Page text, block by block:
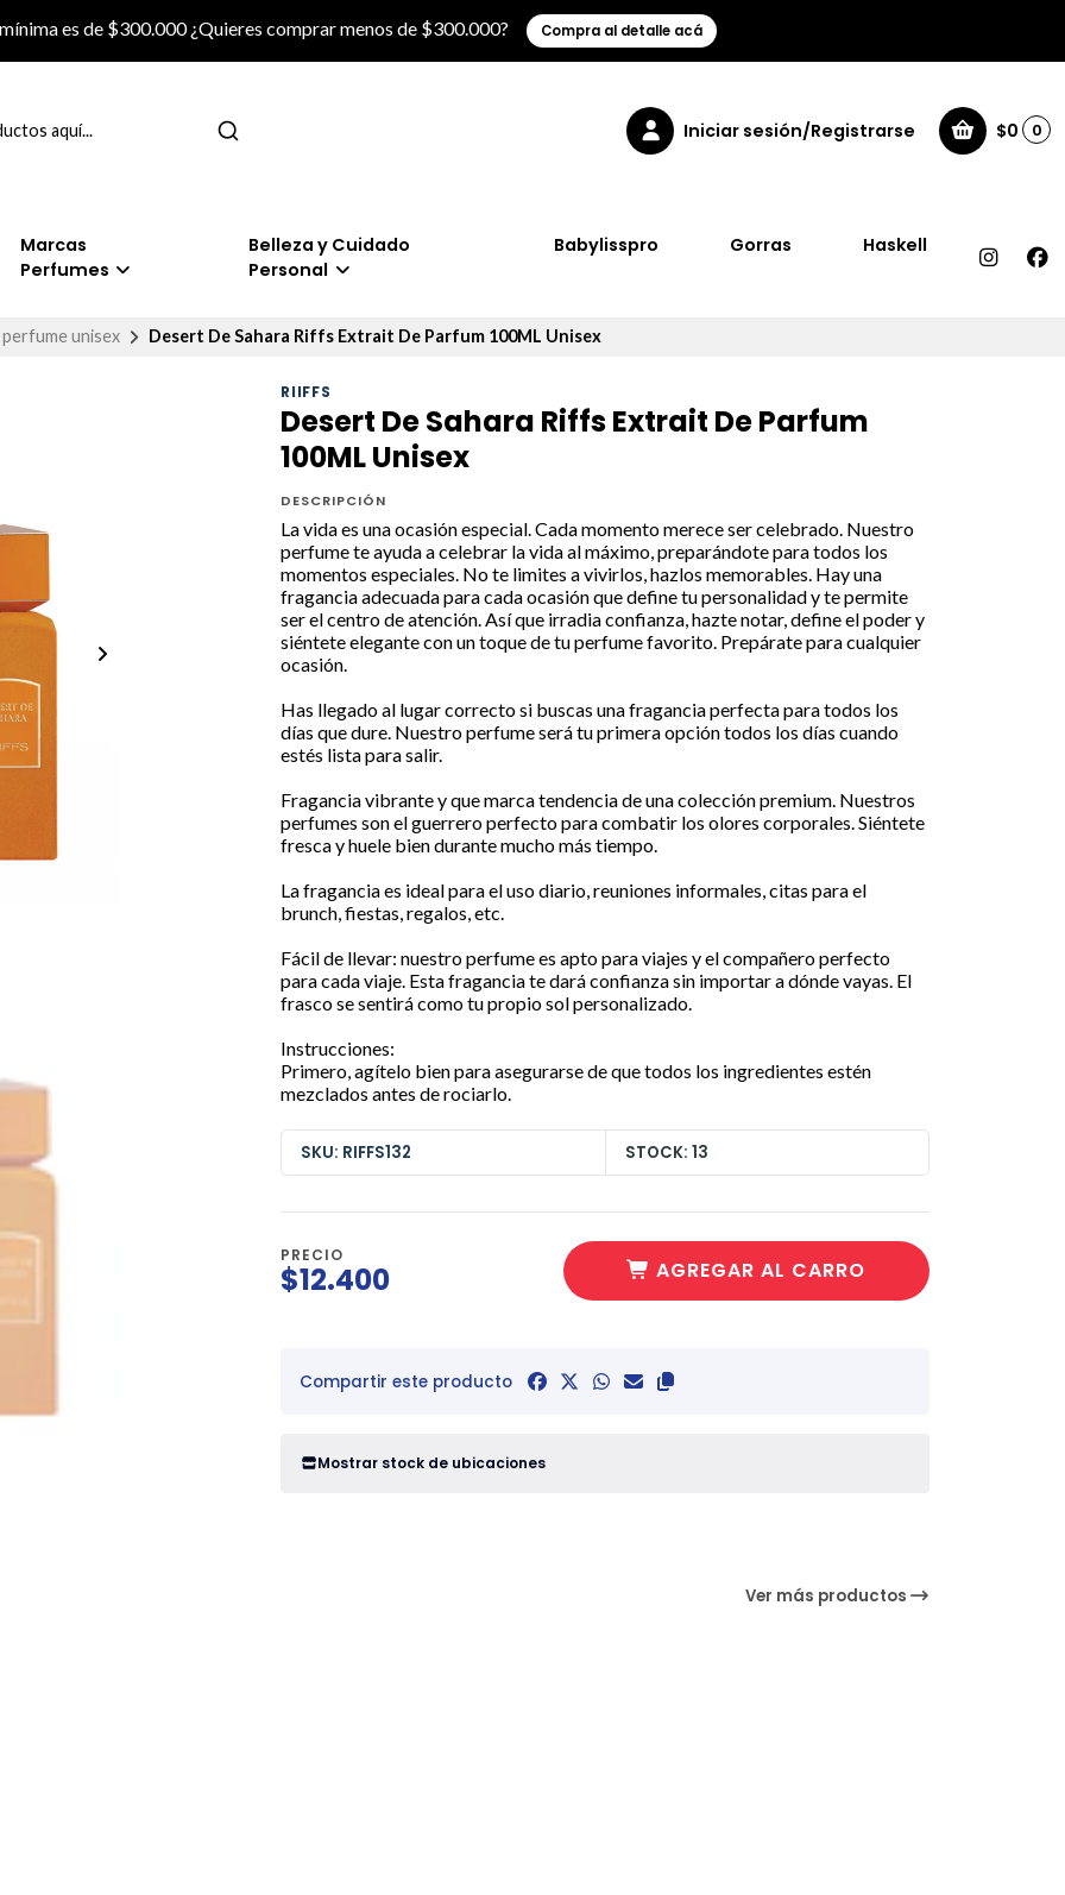
es de $300.000 ¿Quieres comprar menos de $300.000? Compra al detalle acá
Iniciar sesión/Registrarse $0 0
Marcas
Perfumes
Belleza y Cuidado
Personal
Babylisspro Gorras Haskell
perfume unisex Desert De Sahara Riffs Extrait De Parfum 100ML Unisex
RIIFFS
Desert De Sahara Riffs Extrait De Parfum
100ML Unisex
DESCRIPCIÓN
La vida es una ocasión especial. Cada momento merece ser celebrado. Nuestro
perfume te ayuda a celebrar la vida al máximo, preparándote para todos los
momentos especiales. No te limites a vivirlos, hazlos memorables. Hay una
fragancia adecuada para cada ocasión que define tu personalidad y te permite
ser el centro de atención. Así que irradia confianza, hazte notar, define el poder y
siéntete elegante con un toque de tu perfume favorito. Prepárate para cualquier
ocasión.
Has llegado al lugar correcto si buscas una fragancia perfecta para todos los
días que dure. Nuestro perfume será tu primera opción todos los días cuando
estés lista para salir.
Fragancia vibrante y que marca tendencia de una colección premium. Nuestros
perfumes son el guerrero perfecto para combatir los olores corporales. Siéntete
fresca y huele bien durante mucho más tiempo.
La fragancia es ideal para el uso diario, reuniones informales, citas para el
brunch, fiestas, regalos, etc.
Fácil de llevar: nuestro perfume es apto para viajes y el compañero perfecto
para cada viaje. Esta fragancia te dará confianza sin importar a dónde vayas. El
frasco se sentirá como tu propio sol personalizado.
Instrucciones:
Primero, agítelo bien para asegurarse de que todos los ingredientes estén
mezclados antes de rociarlo.
SKU: RIFFS132 STOCK: 13
PRECIO
$12.400 AGREGAR AL CARRO
Compartir este producto
Mostrar stock de ubicaciones
Ver más productos